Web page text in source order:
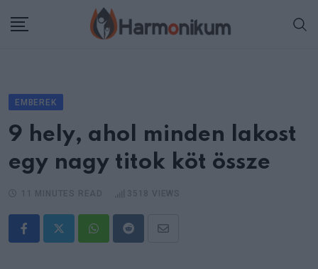
EMBEREK
9 hely, ahol minden lakost
egy nagy titok köt össze
WhatsappRedditShare